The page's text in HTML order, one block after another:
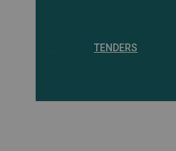
TENDERS